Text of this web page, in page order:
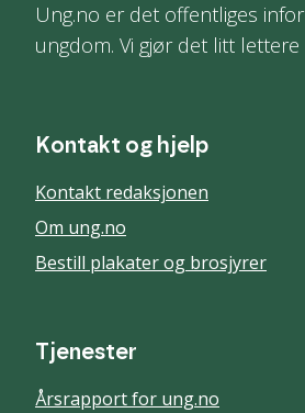
Ung.no er det offentliges
ungdom. Vi gjør det litt
Kontakt og hjelp
Kontakt redaksjonen
Om ung.no
Bestill plakater og brosjyrer
Tjenester
Årsrapport for ung.no